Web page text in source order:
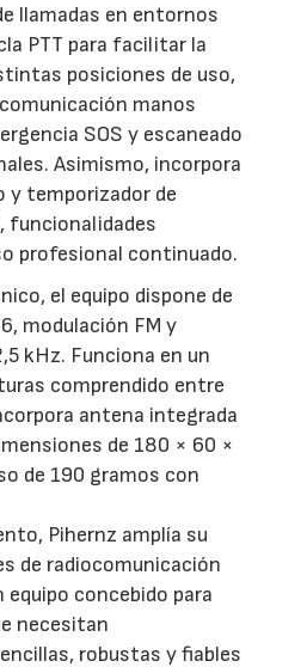
llamadas en entornos
PTT para facilitar la
posiciones de uso,
manos
SOS y escaneado
Asimismo, incorpora
y temporizador de
funcionalidades
profesional continuado.
el equipo dispone de
modulación FM y
kHz. Funciona en un
comprendido entre
antena integrada
de 180 × 60 ×
de 190 gramos con
Pihernz amplía su
de radiocomunicación
concebido para
necesitan
robustas y fiables